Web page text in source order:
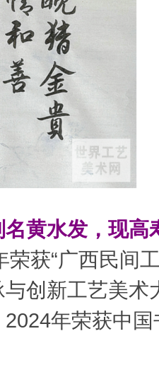
黄水发，现高
获“广西民间
创新工艺美术
年荣获中